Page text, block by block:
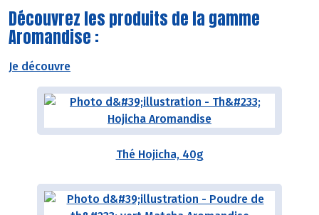
Découvrez les produits de la gamme
Aromandise :
Je découvre
Thé Hojicha, 40g